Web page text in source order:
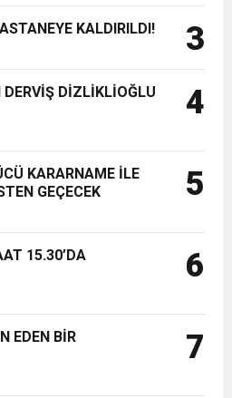
KALDIRILDI! 3
DİZLİKLİOĞLU
4
KARARNAME İLE
GEÇECEK
5
15.30’DA
6
EDEN BİR
7